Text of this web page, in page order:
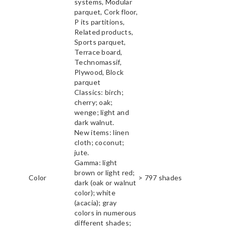
systems, Modular
parquet, Cork floor,
P its partitions,
Related products,
Sports parquet,
Terrace board,
Technomassif,
Plywood, Block
parquet
Color
Classics: birch;
cherry; oak;
wenge; light and
dark walnut.
New items: linen
cloth; coconut;
jute.
Gamma: light
brown or light red;
dark (oak or walnut
color); white
(acacia); gray
colors in numerous
different shades;
> 797 shades